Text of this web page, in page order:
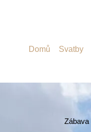
Domů Svatby»
Zábava